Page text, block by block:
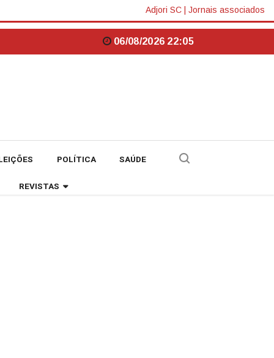
Adjori SC Jornais associados
06/08/2026 22:05
POLÍTICA SAÚDE
REVISTAS